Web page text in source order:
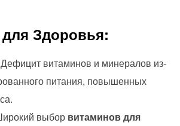
Здоровья:
Дефицит витаминов и минералов из-
питания, повышенных
выбор витаминов для